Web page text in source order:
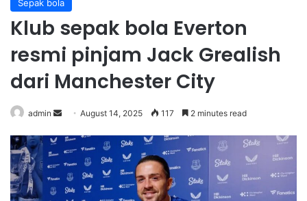
Sepak bola
Klub sepak bola Everton
resmi pinjam Jack Grealish
dari Manchester City
admin
d
n
August 14, 2025 117 2 minutes read